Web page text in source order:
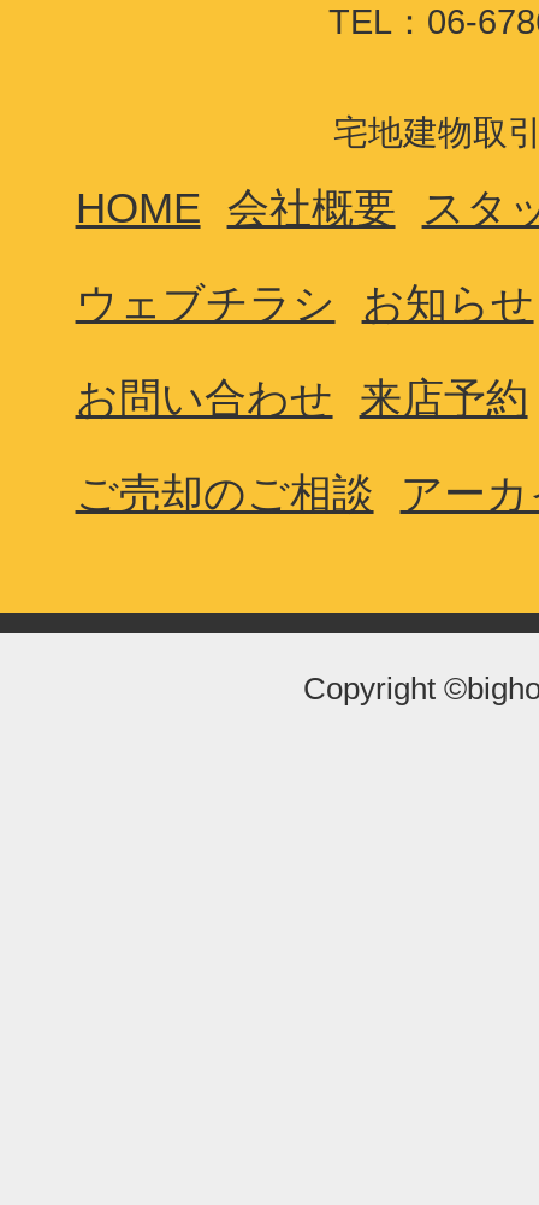
TEL：06-
宅地建物取
HOME 会社概要 スタ
ウェブチラシ お知らせ
お問い合わせ 来店予約
ご売却のご相談 アー
Copyright